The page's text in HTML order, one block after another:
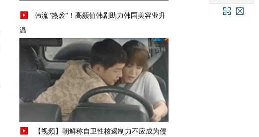
韩流“热袭”！高颜值韩剧助力韩国美容业升
温
【视频】朝鲜称自卫性核遏制力不应成为侵